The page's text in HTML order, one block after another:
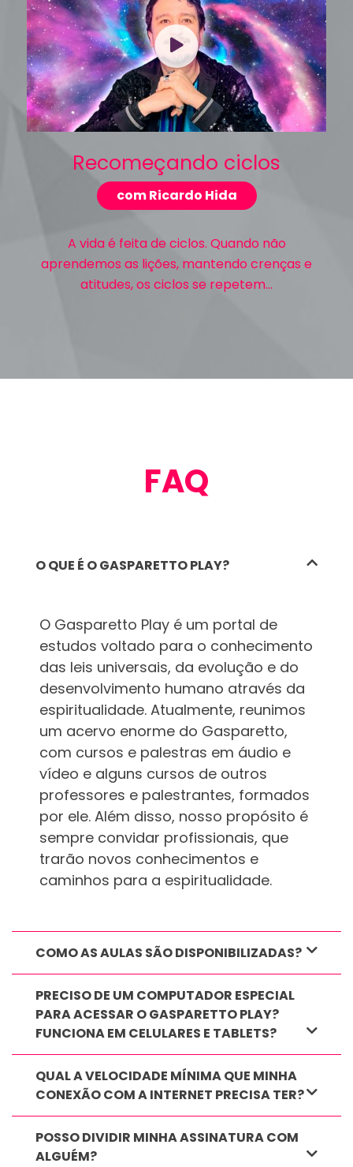
Recomeçando ciclos
com Ricardo Hida
A vida é feita de ciclos. Quando não
aprendemos as lições, mantendo crenças e
atitudes, os ciclos se repetem...
FAQ
O QUE É O GASPARETTO PLAY?
O Gasparetto Play é um portal de
estudos voltado para o conhecimento
das leis universais, da evolução e do
desenvolvimento humano através da
espiritualidade. Atualmente, reunimos
um acervo enorme do Gasparetto,
com cursos e palestras em áudio e
vídeo e alguns cursos de outros
professores e palestrantes, formados
por ele. Além disso, nosso propósito é
sempre convidar profissionais, que
trarão novos conhecimentos e
caminhos para a espiritualidade.
COMO AS AULAS SÃO DISPONIBILIZADAS?
PRECISO DE UM COMPUTADOR ESPECIAL
PARA ACESSAR O GASPARETTO PLAY?
FUNCIONA EM CELULARES E TABLETS?
QUAL A VELOCIDADE MÍNIMA QUE MINHA
CONEXÃO COM A INTERNET PRECISA TER?
POSSO DIVIDIR MINHA ASSINATURA COM
ALGUÉM?